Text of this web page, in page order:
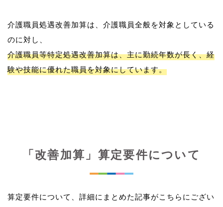
介護職員処遇改善加算は、介護職員全般を対象としている
介護職員等特定処遇改善加算は、主に勤続年数が長く、経
験や技能に優れた職員を対象にしています。
「改善加算」算定要件について
算定要件について、詳細にまとめた記事がこちらにござい